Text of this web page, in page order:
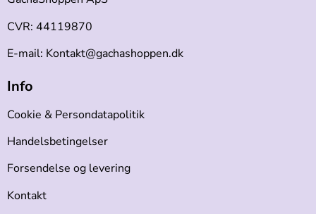
CVR: 44119870
E-mail: Kontakt@gachashoppen.dk
Info
Cookie & Persondatapolitik
Handelsbetingelser
Forsendelse og levering
Kontakt